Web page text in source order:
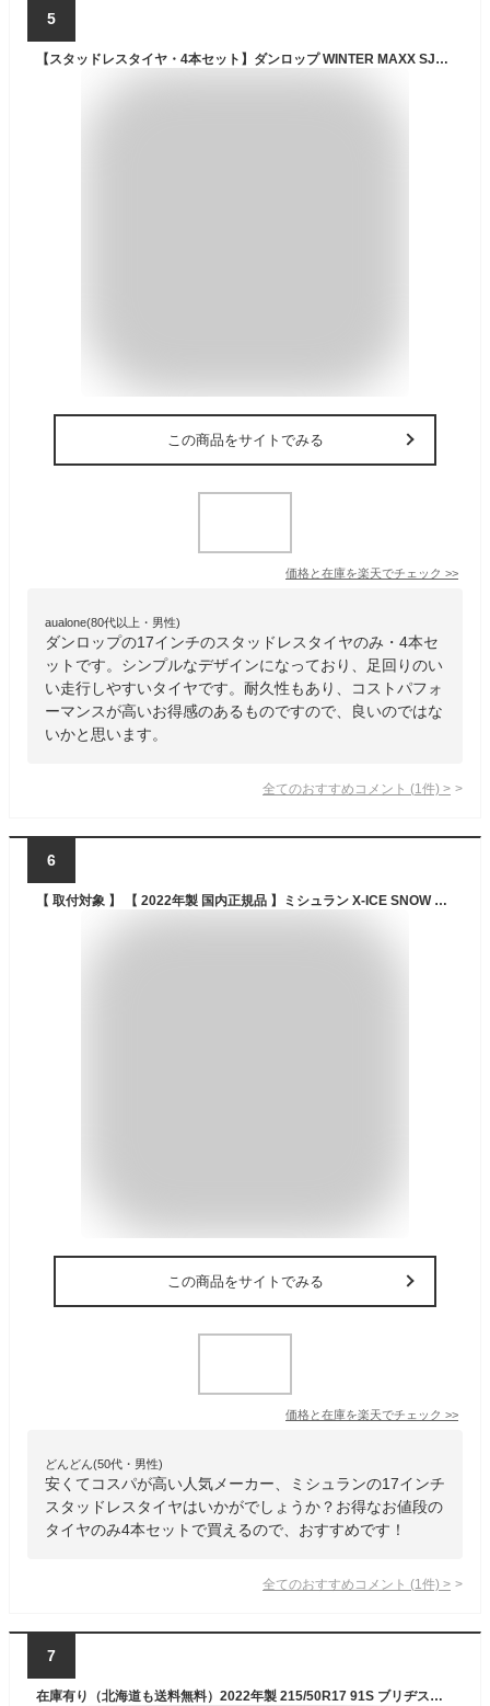
5
【スタッドレスタイヤ・4本セット】ダンロップ WINTER MAXX SJ8+ 225/65R17 102Q タイヤのみ
この商品をサイトでみる
価格と在庫を楽天でチェック >>
aualone(80代以上・男性)
ダンロップの17インチのスタッドレスタイヤのみ・4本セ
ットです。シンプルなデザインになっており、足回りのい
い走行しやすいタイヤです。耐久性もあり、コストパフォ
ーマンスが高いお得感のあるものですので、良いのではな
いかと思います。
全てのおすすめコメント (1 件) >
6
【 取付対象 】 【 2022年製 国内正規品 】ミシュラン X-ICE SNOW エックス アイス スノー 225/55R17 101H XL スタッドレスタイヤ 4本セット
この商品をサイトでみる
価格と在庫を楽天でチェック >>
どんどん(50代・男性)
安くてコスパが高い人気メーカー、ミシュランの17インチ
スタッドレスタイヤはいかがでしょうか？お得なお値段の
タイヤのみ4本セットで買えるので、おすすめです！
全てのおすすめコメント (1 件) >
7
在庫有り（北海道も送料無料）2022年製 215/50R17 91S ブリヂストン ブリザック VRX スタッドレスタイヤ 新品 1本 タイヤのみ